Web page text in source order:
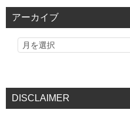
アーカイブ
DISCLAIMER